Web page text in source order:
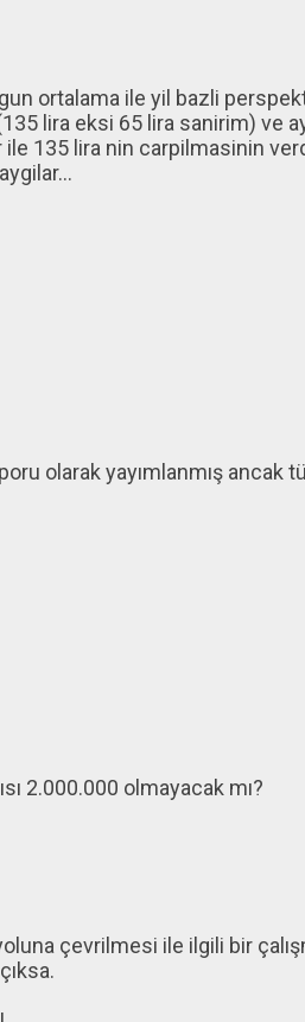
ortalama ile yil bazli
lira eksi 65 lira sanirim) ve
135 lira nin carpilmasinin
olarak yayımlanmış ancak
2.000.000 olmayacak mı?
çevrilmesi ile ilgili bir